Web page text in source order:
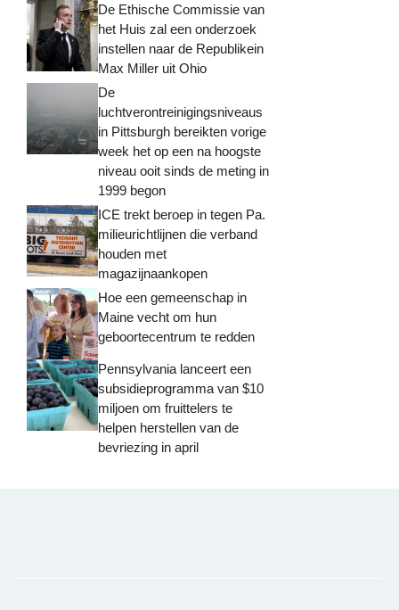
De Ethische Commissie van
het Huis zal een onderzoek
instellen naar de Republikein
Max Miller uit Ohio
De
luchtverontreinigingsniveaus
in Pittsburgh bereikten vorige
week het op een na hoogste
niveau ooit sinds de meting in
1999 begon
ICE trekt beroep in tegen Pa.
milieurichtlijnen die verband
houden met
magazijnaankopen
Hoe een gemeenschap in
Maine vecht om hun
geboortecentrum te redden
Pennsylvania lanceert een
subsidieprogramma van $10
miljoen om fruittelers te
helpen herstellen van de
bevriezing in april